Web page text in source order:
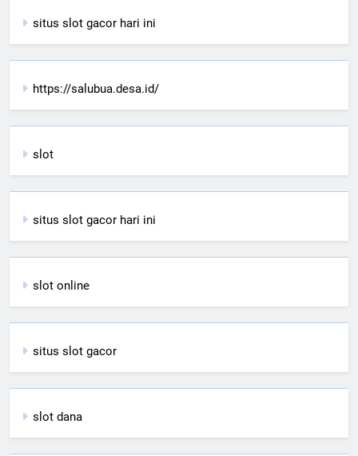
situs slot gacor hari ini
https://salubua.desa.id/
slot
situs slot gacor hari ini
slot online
situs slot gacor
slot dana